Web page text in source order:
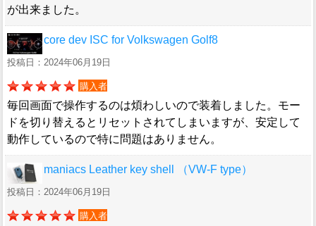
が出来ました。
core dev ISC for Volkswagen Golf8
投稿日：2024年06月19日
購入者
毎回画面で操作するのは煩わしいので装着しました。モー
ドを切り替えるとリセットされてしまいますが、安定して
動作しているので特に問題はありません。
maniacs Leather key shell （VW-F type）
投稿日：2024年06月19日
購入者